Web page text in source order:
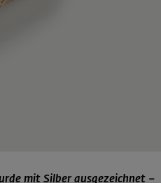
mit Silber ausgezeichnet –